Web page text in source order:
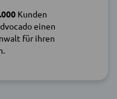
Kunden
einen
für ihren